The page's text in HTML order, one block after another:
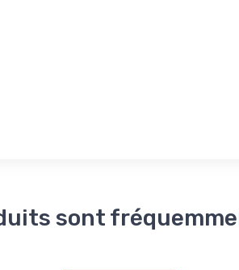
sont